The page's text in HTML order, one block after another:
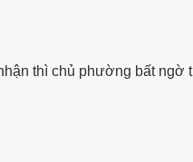
thì chủ phường bất ngờ